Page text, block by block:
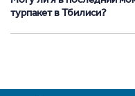
турпакет в Тбилиси?